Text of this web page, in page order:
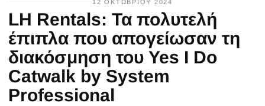
12 ΟΚΤΩΒΡΊΟΥ 2024
LH Rentals: Τα πολυτελή
έπιπλα που απογείωσαν τη
διακόσμηση του Yes I Do
Catwalk by System
Professional